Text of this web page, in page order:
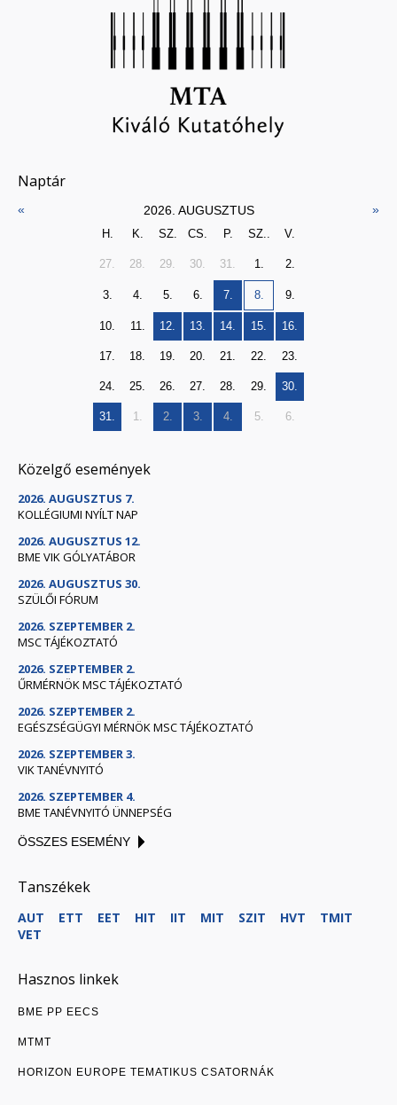
Naptár
« 2026. AUGUSZTUS »
H. K. SZ. CS. P. SZ.. V.
27. 28. 29. 30. 31. 1. 2.
3. 4. 5. 6. 7. 8. 9.
10. 11. 12. 13. 14. 15. 16.
17. 18. 19. 20. 21. 22. 23.
24. 25. 26. 27. 28. 29. 30.
31. 1. 2. 3. 4. 5. 6.
Közelgő események
2026. AUGUSZTUS 7.
KOLLÉGIUMI NYÍLT NAP
2026. AUGUSZTUS 12.
BME VIK GÓLYATÁBOR
2026. AUGUSZTUS 30.
SZÜLŐI FÓRUM
2026. SZEPTEMBER 2.
MSC TÁJÉKOZTATÓ
2026. SZEPTEMBER 2.
ŰRMÉRNÖK MSC TÁJÉKOZTATÓ
2026. SZEPTEMBER 2.
EGÉSZSÉGÜGYI MÉRNÖK MSC TÁJÉKOZTATÓ
2026. SZEPTEMBER 3.
VIK TANÉVNYITÓ
2026. SZEPTEMBER 4.
BME TANÉVNYITÓ ÜNNEPSÉG
ÖSSZES ESEMÉNY
Tanszékek
AUT ETT EET HIT IIT MIT SZIT HVT
TMIT
VET
Hasznos linkek
BME PP EECS
MTMT
HORIZON EUROPE TEMATIKUS CSATORNÁK